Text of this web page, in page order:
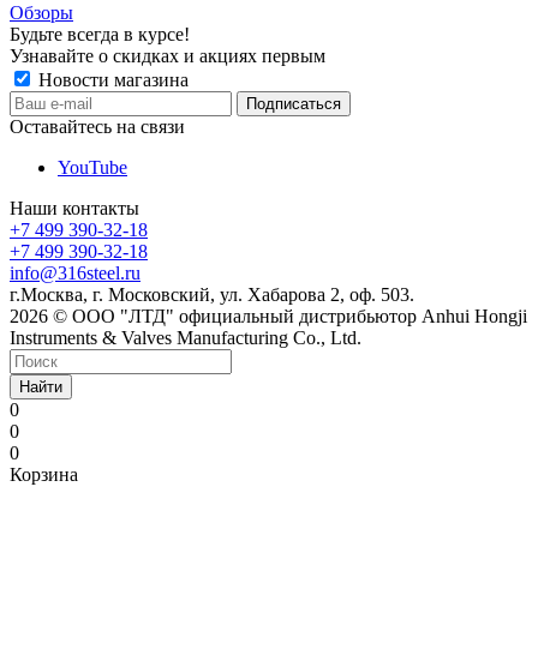
Обзоры
Будьте всегда в курсе!
Узнавайте о скидках и акциях первым
Новости магазина
Оставайтесь на связи
YouTube
Наши контакты
+7 499 390-32-18
+7 499 390-32-18
info@316steel.ru
г.Москва, г. Московский, ул. Хабарова 2, оф. 503.
2026 © ООО "ЛТД" официальный дистрибьютор Anhui Hongji
Instruments & Valves Manufacturing Co., Ltd.
Найти
0
0
0
Корзина